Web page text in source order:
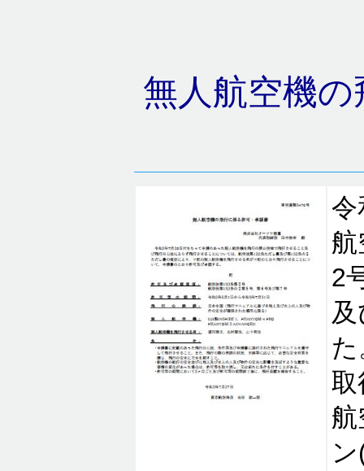
無人航空機
2
取